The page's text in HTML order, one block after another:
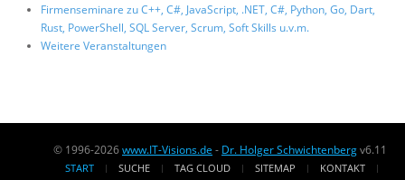
Firmenseminare zu C++, C#, JavaScript, .NET, C#, Python, Go, Dart,
Rust, PowerShell, SQL Server, Scrum, Soft Skills u.v.m.
Weitere Veranstaltungen
© 1996-2026www.IT-Visions.de - Dr. Holger Schwichtenbergv6.11
START SUCHE TAG CLOUD SITEMAP
KONTAKT